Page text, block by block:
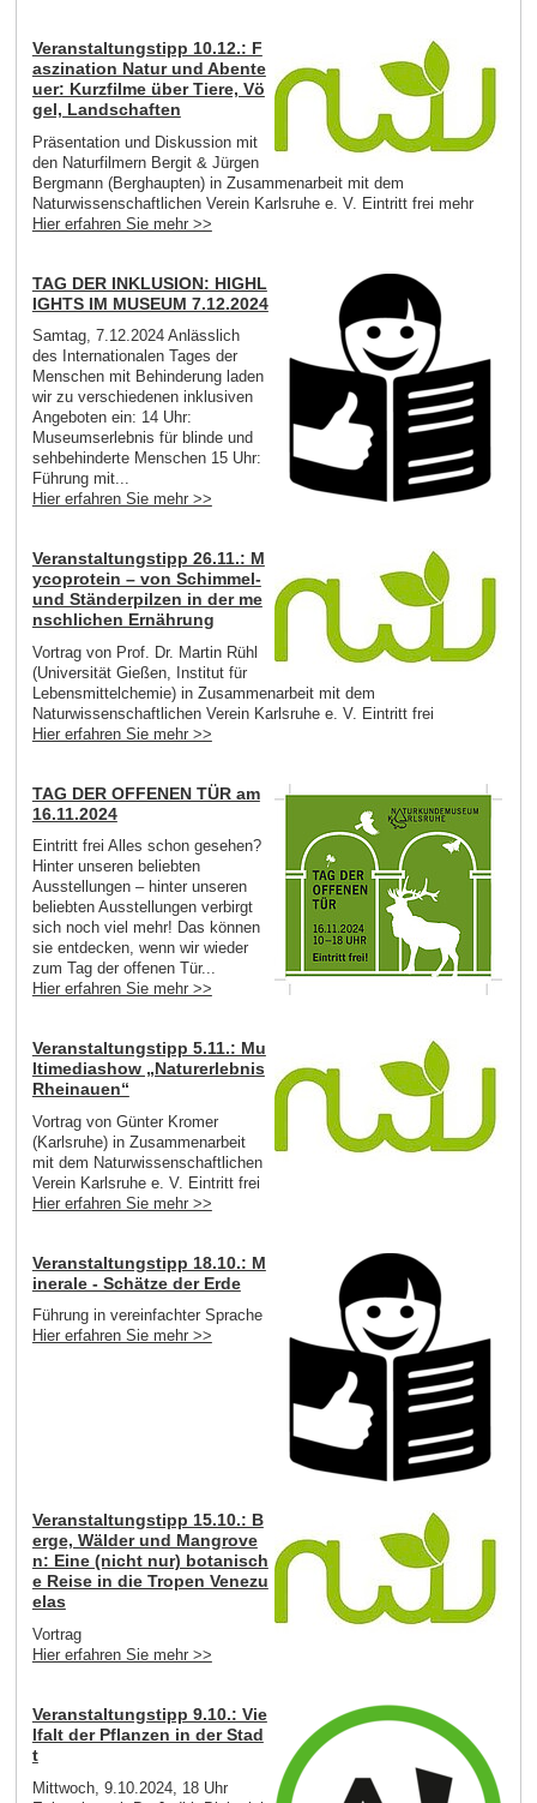
Veranstaltungstipp 10.12.: F
aszination Natur und Abente
uer: Kurzfilme über Tiere, Vö
gel, Landschaften
Präsentation und Diskussion mit
den Naturfilmern Bergit & Jürgen
Bergmann (Berghaupten) in Zusammenarbeit mit dem
Naturwissenschaftlichen Verein Karlsruhe e. V. Eintritt frei mehr
Hier erfahren Sie mehr >>
TAG DER INKLUSION: HIGHL
IGHTS IM MUSEUM 7.12.2024
Samtag, 7.12.2024 Anlässlich
des Internationalen Tages der
Menschen mit Behinderung laden
wir zu verschiedenen inklusiven
Angeboten ein: 14 Uhr:
Museumserlebnis für blinde und
sehbehinderte Menschen 15 Uhr:
Führung mit...
Hier erfahren Sie mehr >>
Veranstaltungstipp 26.11.: M
ycoprotein – von Schimmel-
und Ständerpilzen in der me
nschlichen Ernährung
Vortrag von Prof. Dr. Martin Rühl
(Universität Gießen, Institut für
Lebensmittelchemie) in Zusammenarbeit mit dem
Naturwissenschaftlichen Verein Karlsruhe e. V. Eintritt frei
Hier erfahren Sie mehr >>
TAG DER OFFENEN TÜR am
16.11.2024
Eintritt frei Alles schon gesehen?
Hinter unseren beliebten
Ausstellungen – hinter unseren
beliebten Ausstellungen verbirgt
sich noch viel mehr! Das können
sie entdecken, wenn wir wieder
zum Tag der offenen Tür...
Hier erfahren Sie mehr >>
Veranstaltungstipp 5.11.: Mu
ltimediashow „Naturerlebnis
Rheinauen“
Vortrag von Günter Kromer
(Karlsruhe) in Zusammenarbeit
mit dem Naturwissenschaftlichen
Verein Karlsruhe e. V. Eintritt frei
Hier erfahren Sie mehr >>
Veranstaltungstipp 18.10.: M
inerale - Schätze der Erde
Führung in vereinfachter Sprache
Hier erfahren Sie mehr >>
Veranstaltungstipp 15.10.: B
erge, Wälder und Mangrove
n: Eine (nicht nur) botanisch
e Reise in die Tropen Venezu
elas
Vortrag
Hier erfahren Sie mehr >>
Veranstaltungstipp 9.10.: Vie
lfalt der Pflanzen in der Stad
t
Mittwoch, 9.10.2024, 18 Uhr